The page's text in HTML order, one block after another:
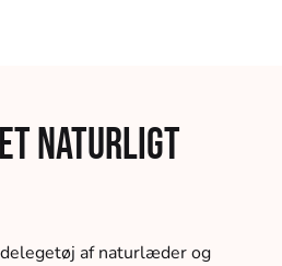
naturligt
af naturlæder og